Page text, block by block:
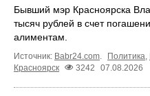
Бывший мэр Красноярска
тысяч рублей в счет
алиментам.
Источник: Babr24.com Политика
Красноярск
3242 07.08.2026